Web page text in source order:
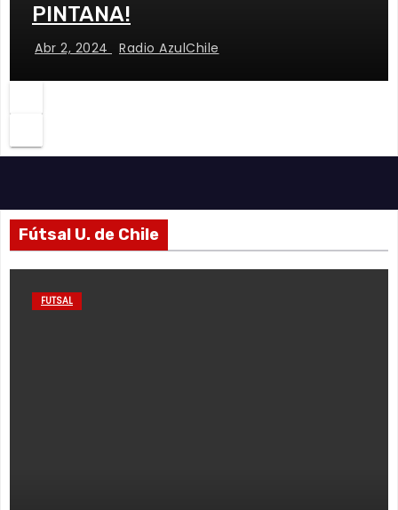
PINTANA!
Abr 2, 2024 Radio AzulChile
Fútsal U. de Chile
FUTSAL